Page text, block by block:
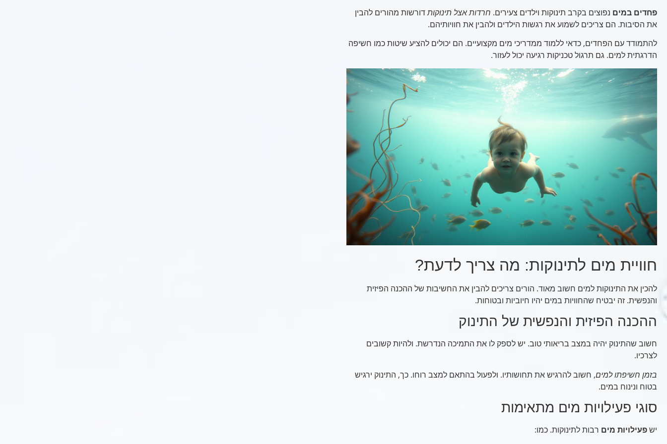
פחדים במים נפוצים בקרב תינוקות וילדים צעירים. חרדות אצל תינוקותדורשות מהורים להבין
את הסיבות. הם צריכים לשמוע את רגשות הילדים ולהבין את חוויותיהם.
להתמודד עם הפחדים, כדאי ללמוד ממדריכי מים מקצועיים. הם יכולים להציע שיטות כמו חשיפה
הדרגתית למים. גם תרגול טכניקות רגיעה יכול לעזור.
חוויית מים לתינוקות: מה צריך לדעת?
להכין את התינוקות למים חשוב מאוד. הורים צריכים להבין את החשיבות של ההכנה הפיזית
והנפשית. זה יבטיח שהחוויות במים יהיו חיוביות ובטוחות.
ההכנה הפיזית והנפשית של התינוק
חשוב שהתינוק יהיה במצב בריאותי טוב. יש לספק לו את התמיכה הנדרשת. ולהיות קשובים
לצרכיו.
בזמן חשיפתו למים, חשוב להרגיש את תחושותיו. ולפעול בהתאם למצב רוחו. כך, התינוק ירגיש
בטוח ונינוח במים.
סוגי פעילויות מים מתאימות
ישפעילויות מים רבות לתינוקות. כמו: